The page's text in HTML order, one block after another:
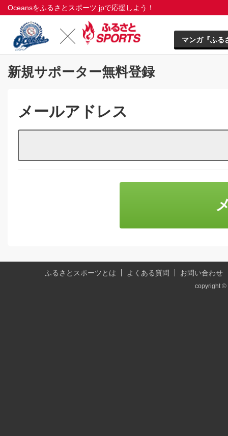
Oceansをふるさとスポーツ.jpで応援しよう！
マンガ『ふる
新規サポーター無料登録
メールアドレス
ふるさとスポーツとは よくある質問 お問い合わせ
copyright ©